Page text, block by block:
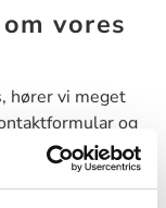
vores
hører vi meget
og
hurtigst muligt.